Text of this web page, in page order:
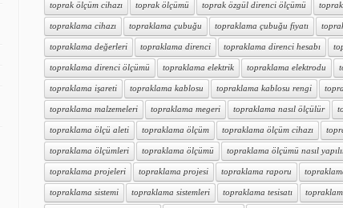
toprak ölçüm cihazı toprak ölçümü toprak özgül direnci ölçümü
topraklama cihazı topraklama çubuğu topraklama çubuğu fiyatı
topraklama değerleri topraklama direnci topraklama direnci hesabı
topraklama direnci ölçümü topraklama elektrik topraklama elektrodu
topraklama işareti topraklama kablosu topraklama kablosu rengi
topraklama malzemeleri topraklama megeri topraklama nasıl ölçülür
topraklama ölçü aleti topraklama ölçüm topraklama ölçüm cihazı
topraklama ölçümleri topraklama ölçümü topraklama ölçümü nasıl
topraklama projeleri topraklama projesi topraklama raporu
topraklama sistemi topraklama sistemleri topraklama tesisatı